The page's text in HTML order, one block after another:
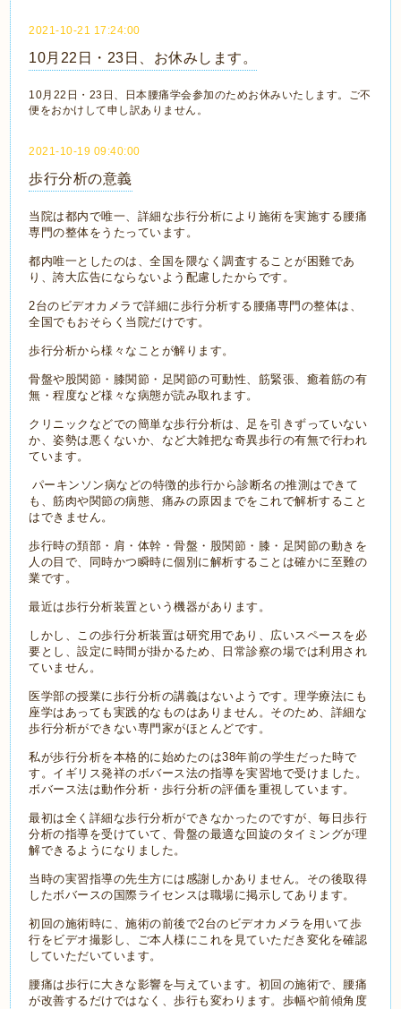
2021-10-21 17:24:00
10月22日・23日、お休みします。
10月22日・23日、日本腰痛学会参加のためお休みいたします。ご不
便をおかけして申し訳ありません。
2021-10-19 09:40:00
歩行分析の意義
当院は都内で唯一、詳細な歩行分析により施術を実施する腰痛
専門の整体をうたっています。
都内唯一としたのは、全国を隈なく調査することが困難であ
り、誇大広告にならないよう配慮したからです。
2台のビデオカメラで詳細に歩行分析する腰痛専門の整体は、
全国でもおそらく当院だけです。
歩行分析から様々なことが解ります。
骨盤や股関節・膝関節・足関節の可動性、筋緊張、癒着筋の有
無・程度など様々な病態が読み取れます。
クリニックなどでの簡単な歩行分析は、足を引きずっていない
か、姿勢は悪くないか、など大雑把な奇異歩行の有無で行われ
ています。
パーキンソン病などの特徴的歩行から診断名の推測はできて
も、筋肉や関節の病態、痛みの原因までをこれで解析すること
はできません。
歩行時の頚部・肩・体幹・骨盤・股関節・膝・足関節の動きを
人の目で、同時かつ瞬時に個別に解析することは確かに至難の
業です。
最近は歩行分析装置という機器があります。
しかし、この歩行分析装置は研究用であり、広いスペースを必
要とし、設定に時間が掛かるため、日常診察の場では利用され
ていません。
医学部の授業に歩行分析の講義はないようです。理学療法にも
座学はあっても実践的なものはありません。そのため、詳細な
歩行分析ができない専門家がほとんどです。
私が歩行分析を本格的に始めたのは38年前の学生だった時で
す。イギリス発祥のボバース法の指導を実習地で受けました。
ボバース法は動作分析・歩行分析の評価を重視しています。
最初は全く詳細な歩行分析ができなかったのですが、毎日歩行
分析の指導を受けていて、骨盤の最適な回旋のタイミングが理
解できるようになりました。
当時の実習指導の先生方には感謝しかありません。その後取得
したボバースの国際ライセンスは職場に掲示してあります。
初回の施術時に、施術の前後で2台のビデオカメラを用いて歩
行をビデオ撮影し、ご本人様にこれを見ていただき変化を確認
していただいています。
腰痛は歩行に大きな影響を与えています。初回 の施術で、腰痛
が改善するだけではなく、歩行も変わります。歩幅や前傾角度